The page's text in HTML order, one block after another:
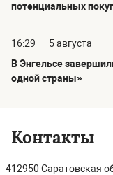
потенциальных
16:29
5 августа
В Энгельсе
одной страны»
Контакты
412950 Саратовская